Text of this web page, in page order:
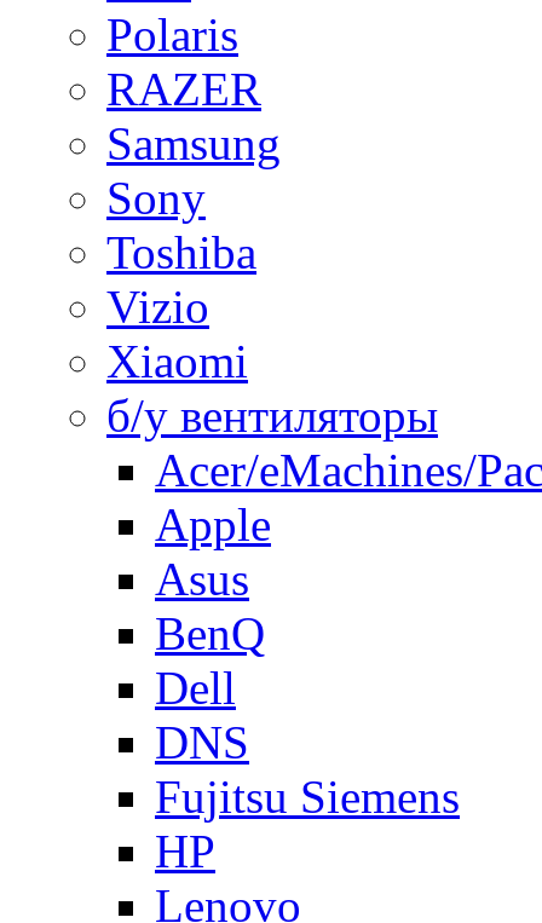
Polaris
RAZER
Samsung
Sony
Toshiba
Vizio
Xiaomi
б/у вентиляторы
Acer/eMachines/
Apple
Asus
BenQ
Dell
DNS
Fujitsu Siemens
HP
Lenovo